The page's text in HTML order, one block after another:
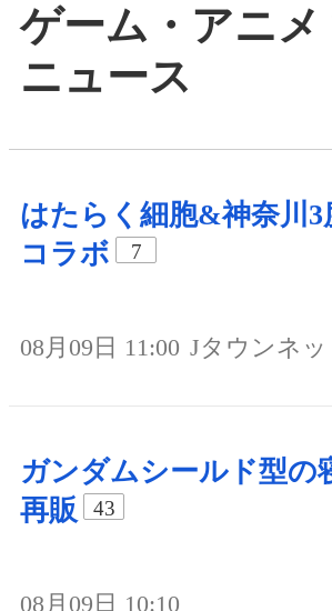
ゲーム・アニメ
ニュース
はたらく細胞&神奈川3
コラボ
7
08月09日 11:00 Jタウンネッ
ガンダムシールド型の
再販
43
08月09日 10:10